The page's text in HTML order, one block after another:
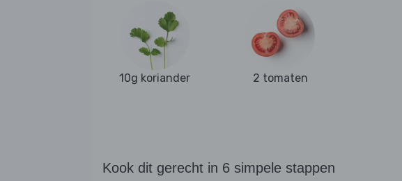
10g koriander 2 tomaten
Kook dit gerecht in 6 simpele stappen